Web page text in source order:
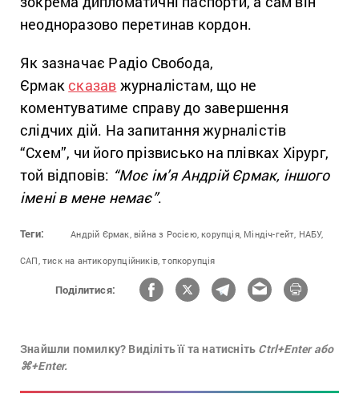
неодноразово перетинав кордон.
Як зазначає Радіо Свобода,
Єрмак сказав журналістам, що не
коментуватиме справу до завершення
слідчих дій. На запитання журналістів
“Схем”, чи його прізвисько на плівках Хірург,
той відповів: “Моє ім’я Андрій Єрмак, іншого
імені в мене немає”.
Теги: Андрій Єрмак, війна з Росією, корупція, Міндіч-гейт, НАБУ,
САП, тиск на антикорупційників, топкорупція
Поділитися:
Знайшли помилку? Виділіть її та натисніть Ctrl+Enter або
⌘+Enter.